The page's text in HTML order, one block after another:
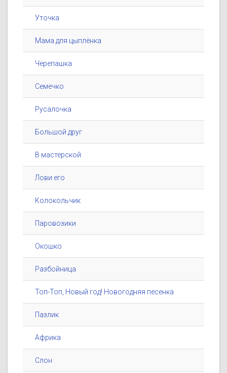
Уточка
Мама для цыплёнка
Черепашка
Семечко
Русалочка
Большой друг
В мастерской
Лови его
Колокольчик
Паровозики
Окошко
Разбойница
Топ-Топ, Новый год! Новогодняя песенка
Пазлик
Африка
Слон